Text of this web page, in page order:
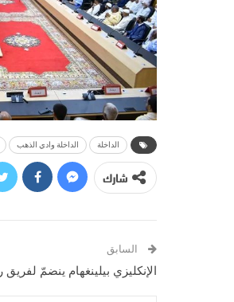
الداخلة الداخلة وادي الذهب
شارك
السابق
الإنكليزي بيلينغهام ينضمّ